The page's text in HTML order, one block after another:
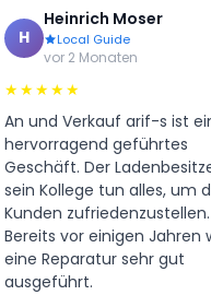
H
Heinrich Moser
Local Guide
vor 2 Monaten
★★★★★
An und Verkauf arif-s ist
hervorragend geführtes
Geschäft. Der
sein Kollege tun alles, um
Kunden zufriedenzustellen.
Bereits vor einigen Jahren
eine Reparatur sehr gut
ausgeführt.